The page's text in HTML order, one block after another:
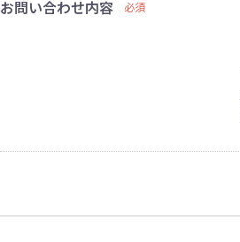
お問い合わせ内容 必須